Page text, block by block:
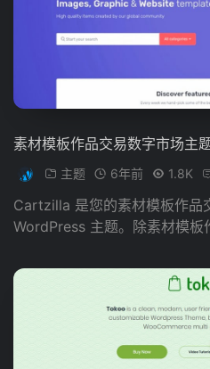
素材模板作品交易数字市场主
主题 6年前 1.8K
Cartzilla 是您的素材模板作品
WordPress 主题。除素材模